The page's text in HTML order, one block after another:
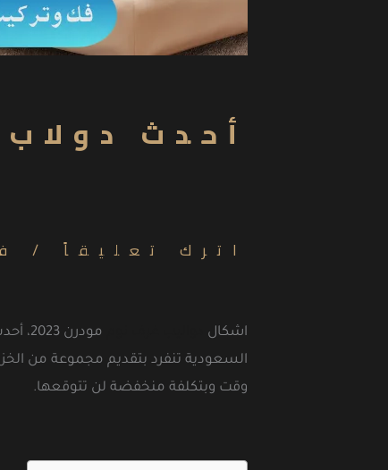
أحدث
اترك تعليقاً /
اشكال
السعودية تنفرد بتقديم مجموعة من
وقت وبتكلفة منخفضة لن تتوقعها.